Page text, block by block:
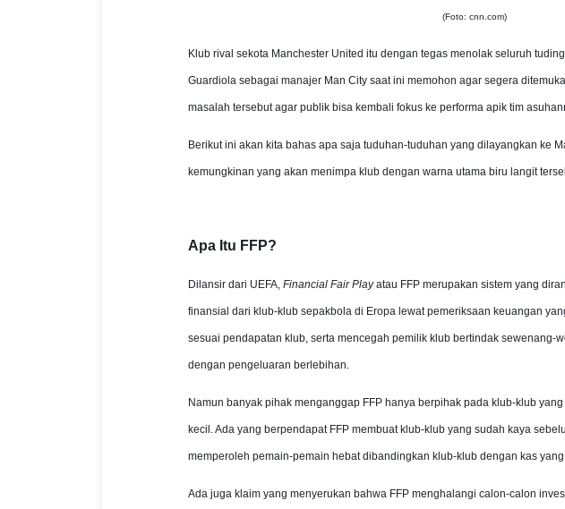
(Foto: cnn.com)
Klub rival sekota Manchester United itu dengan tegas menolak seluruh
Guardiola sebagai manajer Man City saat ini memohon agar segera
masalah tersebut agar publik bisa kembali fokus ke performa apik tim
Berikut ini akan kita bahas apa saja tuduhan-tuduhan yang dilayangkan ke
kemungkinan yang akan menimpa klub dengan warna utama biru langit
Apa Itu FFP?
Dilansir dari UEFA, Financial Fair Playatau FFP merupakan sistem yang
finansial dari klub-klub sepakbola di Eropa lewat pemeriksaan keuangan
sesuai pendapatan klub, serta mencegah pemilik klub bertindak sewenang-
dengan pengeluaran berlebihan.
Namun banyak pihak menganggap FFP hanya berpihak pada klub-klub
kecil. Ada yang berpendapat FFP membuat klub-klub yang sudah kaya
memperoleh pemain-pemain hebat dibandingkan klub-klub dengan kas
Ada juga klaim yang menyerukan bahwa FFP menghalangi calon-calon